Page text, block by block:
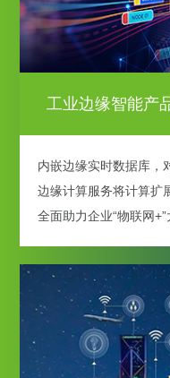
工业边缘智能产
内嵌边缘实时数据库，
边缘计算服务将计算扩
全面助力企业“物联网+”